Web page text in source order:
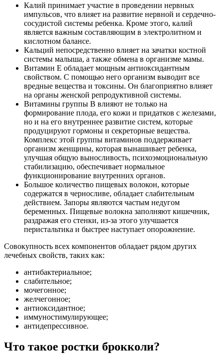
Калий принимает участие в проведении нервных
импульсов, что влияет на развитие нервной и сердечно-
сосудистой системы ребенка. Кроме этого, калий
является важным составляющим в электролитном и
кислотном балансе.
Кальций непосредственно влияет на зачатки костной
системы малыша, а также обмена в организме мамы.
Витамин Е обладает мощным антиоксидантным
свойством. С помощью него организм выводит все
вредные вещества и токсины. Он благоприятно влияет
на органы женской репродуктивной системы.
Витамины группы В влияют не только на
формирование плода, его кожи и придатков с железами,
но и на его внутреннее развитие систем, которые
продуцируют гормоны и секреторные вещества.
Комплекс этой группы витаминов поддерживает
организм женщины, которая вынашивает ребенка,
улучшая общую выносливость, психоэмоциональную
стабилизацию, обеспечивает нормальное
функционирование внутренних органов.
Большое количество пищевых волокон, которые
содержатся в черносливе, обладает слабительным
действием. Запоры являются частым недугом
беременных. Пищевые волокна заполняют кишечник,
раздражая его стенки, из-за этого улучшается
перистальтика и быстрее наступает опорожнение.
Совокупность всех компонентов обладает рядом других
лечебных свойств, таких как:
антибактериальное;
слабительное;
мочегонное;
желчегонное;
антиоксидантное;
иммуностимулирующее;
антидепрессивное.
Что такое ростки брокколи?